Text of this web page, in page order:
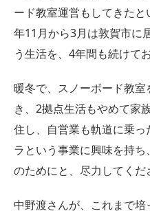
ード教室運営もしてきた
年11月から3月は敦賀市に
う生活を、4年間も続けて
暖冬で、スノーボード教
き、2拠点生活もやめて家
住し、自営業も軌道に乗
ラという事業に興味を持
のためにと、尽力してくだ
中野渡さんが、これまで